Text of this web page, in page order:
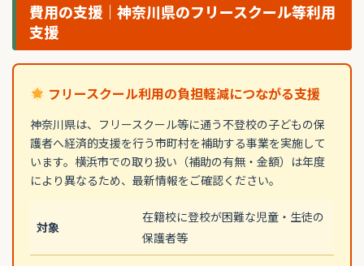
費用の支援｜神奈川県のフリースクール等利用
支援
フリースクール利用の負担軽減につながる支援
神奈川県は、フリースクール等に通う不登校の子どもの保
護者へ経済的支援を行う市町村を補助する事業を実施して
います。横浜市での取り扱い（補助の有無・金額）は年度
により異なるため、最新情報をご確認ください。
対象
在籍校に登校が困難な児童・生徒の
保護者等